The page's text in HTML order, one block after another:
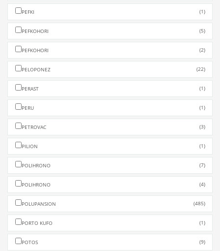
PEFKI (1)
PEFKOHORI (5)
PEFKOHORI (2)
PELOPONEZ (22)
PERAST (1)
PERU (1)
PETROVAC (3)
PILION (1)
POLIHRONO (7)
POLIHRONO (4)
POLUPANSION (485)
PORTO KUFO (1)
POTOS (9)